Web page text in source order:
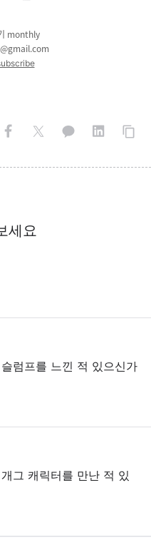
monthly
세요
럼프를 느낀 적 있으신가
그 캐릭터를 만난 적 있